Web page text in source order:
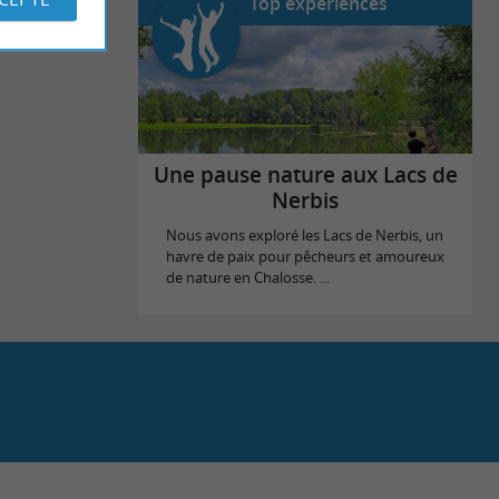
Une pause nature aux Lacs de
Nerbis
Nous avons exploré les Lacs de Nerbis, un
havre de paix pour pêcheurs et amoureux
de nature en Chalosse. ...